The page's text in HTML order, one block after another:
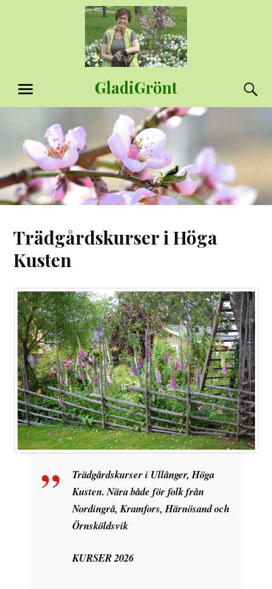
GladiGrönt
MENY
Trädgårdskurser i Höga
Kusten
Trädgårdskurser i Ullånger, Höga
Kusten. Nära både för folk från
Nordingrå, Kramfors, Härnösand och
Örnsköldsvik
KURSER 2026